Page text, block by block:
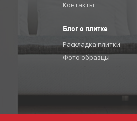
Контакты
Блог о плитке
Раскладка плитки
Фото образцы